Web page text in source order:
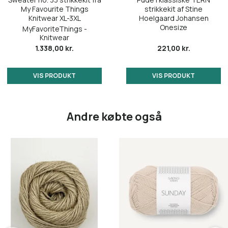
4372 Burgundy
4672 Blackberry Juice
5845 Dazzling Blue
6044 Regatta Blå
6046 Jolly Blue
6062 Dark Blue
4255 Rumba Red
4315 Bubblegum Pink
5845 Dazzling Blue
6032 Blue Hydrangea
6044 Regatta Blå
My Favourite Things
Knitwear XL-3XL
MyFavoriteThings -
Knitwear
1.338,00 kr.
VIS PRODUKT
strikkekit af Stine
Hoelgaard Johansen
Onesize
221,00 kr.
VIS PRODUKT
Andre købte også